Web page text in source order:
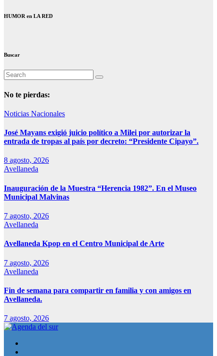
HUMOR en LA RED
Buscar
No te pierdas:
Noticias Nacionales
José Mayans exigió juicio político a Milei por autorizar la
entrada de tropas al país por decreto: “Presidente Cipayo”.
8 agosto, 2026
Avellaneda
Inauguración de la Muestra “Herencia 1982”. En el Museo
Municipal Malvinas
7 agosto, 2026
Avellaneda
Avellaneda Kpop en el Centro Municipal de Arte
7 agosto, 2026
Avellaneda
Fin de semana para compartir en familia y con amigos en
Avellaneda.
7 agosto, 2026